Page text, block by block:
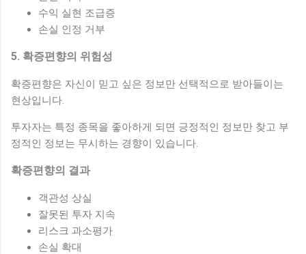
수익 실현 조급증
손실 인정 거부
5. 확증편향의 위험성
확증편향은 자신이 믿고 싶은 정보만 선택적으로 받아들이는
현상입니다.
투자자는 특정 종목을 좋아하게 되면 긍정적인 정보만 찾고 부
정적인 정보는 무시하는 경향이 있습니다.
확증편향의 결과
객관성 상실
잘못된 투자 지속
리스크 과소평가
손실 확대